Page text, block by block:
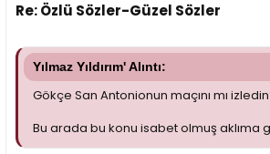
Re: Özlü Sözler-Güzel Sözler
Yılmaz Yıldırım' Alıntı:
Gökçe San Antonionun maçını mı
Bu arada bu konu isabet olmuş aklıma